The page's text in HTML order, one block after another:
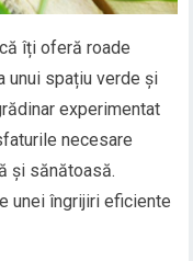
îți oferă roade
unui spațiu verde și
experimentat
necesare
și sănătoasă.
unei îngrijiri eficiente